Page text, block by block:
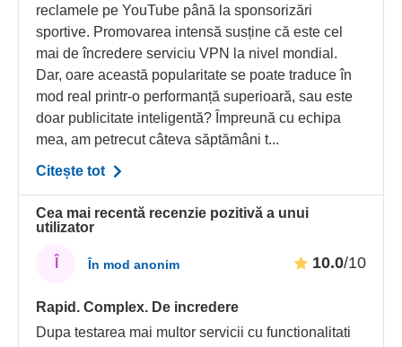
reclamele pe YouTube până la sponsorizări
sportive. Promovarea intensă susține că este cel
mai de încredere serviciu VPN la nivel mondial.
Dar, oare această popularitate se poate traduce în
mod real printr-o performanță superioară, sau este
doar publicitate inteligentă? Împreună cu echipa
mea, am petrecut câteva săptămâni t...
Citește tot
Cea mai recentă recenzie pozitivă a unui
utilizator
În mod anonim 10.0/10
Rapid. Complex. De incredere
Dupa testarea mai multor servicii cu functionalitati